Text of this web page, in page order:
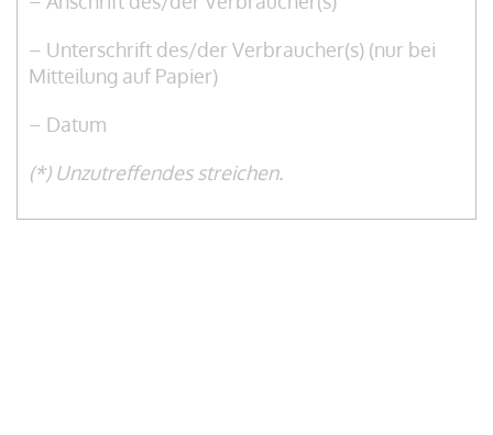
– Unterschrift des/der Verbraucher(s) (nur bei
Mitteilung auf Papier)
– Datum
(*) Unzutreffendes streichen.